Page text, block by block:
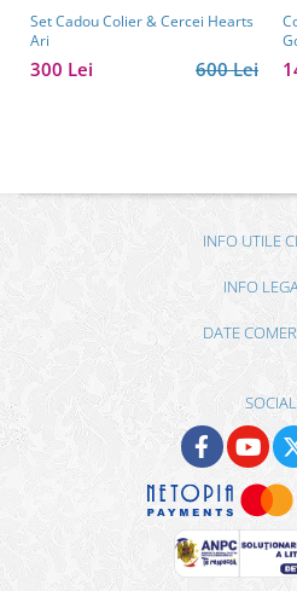
Set Cadou Colier & Cercei Hearts
Ari
600 Lei
300 Lei
INFO UTILE
INFO
DATE
SOCIAL